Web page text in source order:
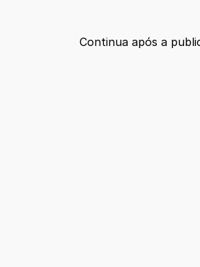
Continua após a